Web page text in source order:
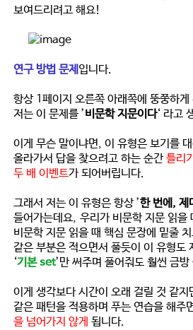
보여드리려고 해요!
연구 방법 문제 입니다.
항상 1페이지 오른쪽 아래쪽에 뚱쭝하
저는 이 문제를 ’비문학 지문이다‘ 라고
이게 무슨 말이냐면, 이 유형은 보기를
올라가서 답을 찾으려고 하는 순간틀리
두 배 이벤트가 되어버립니다.
그래서 저는 이 유형은 항상 ’한 번에, 제
들어가는데요,우리가 비문학 지문 읽을
비문학 지문 읽을 때 핵심 문장에 밑줄
같은 부분은 적으면서 풀듯이 이 유형도
‘기본 set’만 써주며 풀어줘도 훨씬 금
이게 생각보다 시간이 오래 걸릴 것 같
같은 패턴을 적용하며 푸는 연습을 해주
을 넘어가지 않게 됩니다.